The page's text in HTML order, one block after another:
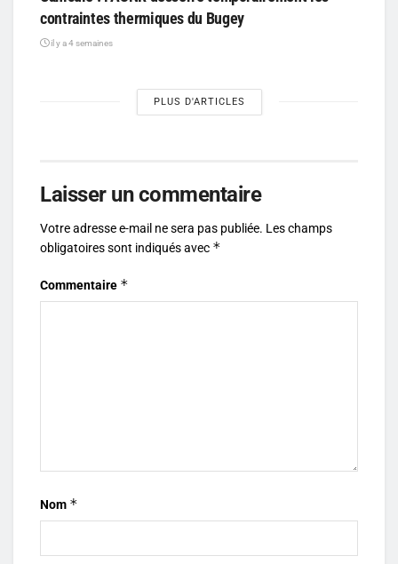
contraintes thermiques du Bugey
il y a 4 semaines
PLUS D'ARTICLES
Laisser un commentaire
Votre adresse e-mail ne sera pas publiée. Les champs
obligatoires sont indiqués avec *
Commentaire *
Nom *